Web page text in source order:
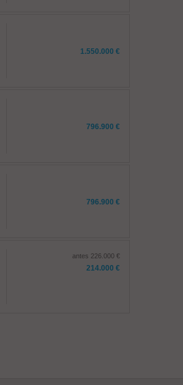
1.550.000 €
796.900 €
796.900 €
antes 226.000 €
214.000 €